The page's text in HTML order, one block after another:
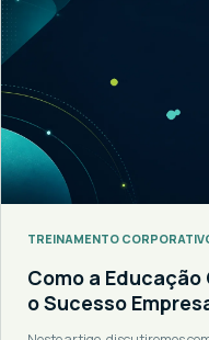
TREINAMENTO
Como a
o Sucesso